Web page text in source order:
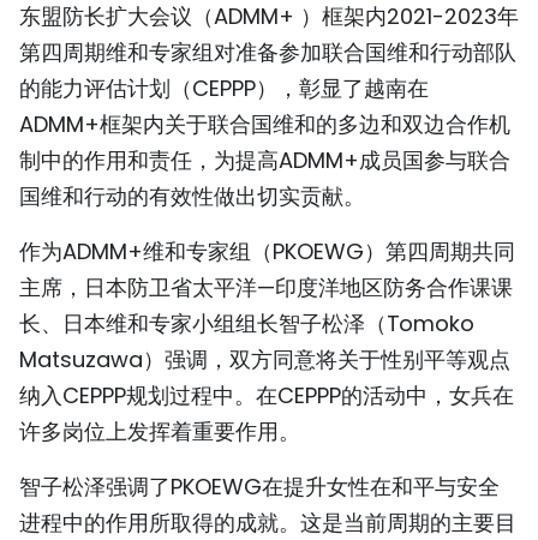
图表新闻
图库
视频
TIẾNG VIỆT
ENGLISH
FRANÇAIS
ESPAÑOL
东盟防长扩大会议（ADMM+ ）框架内2021-2023年
第四周期维和专家组对准备参加联合国维和行动部队
的能力评估计划（CEPPP），彰显了越南在
ADMM+框架内关于联合国维和的多边和双边合作机
制中的作用和责任，为提高ADMM+成员国参与联合
国维和行动的有效性做出切实贡献。
作为ADMM+维和专家组（PKOEWG）第四周期共同
主席，日本防卫省太平洋—印度洋地区防务合作课课
长、日本维和专家小组组长智子松泽（Tomoko
Matsuzawa）强调，双方同意将关于性别平等观点
纳入CEPPP规划过程中。在CEPPP的活动中，女兵在
许多岗位上发挥着重要作用。
智子松泽强调了PKOEWG在提升女性在和平与安全
进程中的作用所取得的成就。这是当前周期的主要目